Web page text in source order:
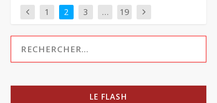
1 2 3 … 19
LE FLASH